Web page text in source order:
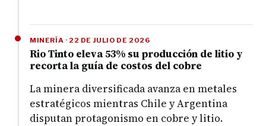
MINERÍA · 22 DE JULIO DE 2026
Rio Tinto eleva 53% su producción de litio y
recorta la guía de costos del cobre
La minera diversificada avanza en metales
estratégicos mientras Chile y Argentina
disputan protagonismo en cobre y litio.